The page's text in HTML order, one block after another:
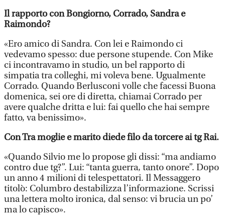
Il rapporto con Bongiorno, Corrado, Sandra e
Raimondo?
«Ero amico di Sandra. Con lei e Raimondo ci
vedevamo spesso: due persone stupende. Con Mike
ci incontravamo in studio, un bel rapporto di
simpatia tra colleghi, mi voleva bene. Ugualmente
Corrado. Quando Berlusconi volle che facessi Buona
domenica, sei ore di diretta, chiamai Corrado per
avere qualche dritta e lui: fai quello che hai sempre
fatto, va benissimo».
Con Tra moglie e marito diede filo da torcere ai tg Rai.
«Quando Silvio me lo propose gli dissi: “ma andiamo
contro due tg?”. Lui: “tanta guerra, tanto onore”. Dopo
un anno 4 milioni di telespettatori. Il Messaggero
titolò: Columbro destabilizza l’informazione. Scrissi
una lettera molto ironica, dal senso: vi brucia un po’
ma lo capisco».